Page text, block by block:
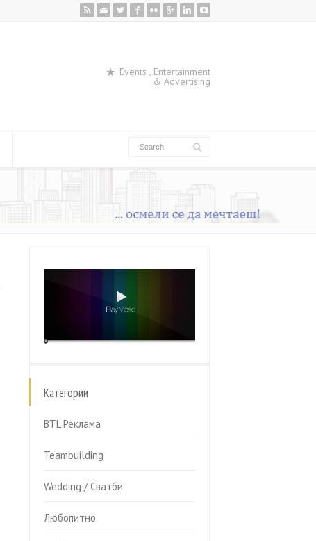
Events , Entertainment
& Advertising
Категории
BTL Реклама
Teambuilding
Wedding / Сватби
Любопитно